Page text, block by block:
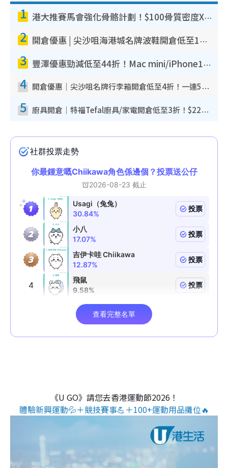
1 港大推賽馬會強化骨骼計劃！$100骨質密度X光檢查 完成免費運動訓練送超市禮券！附參加資格
2 開倉優惠 | 尖沙咀海港城名牌波鞋開倉低至1折！On鞋$899起／Joy&Peace鞋履$98起
3 豐澤優惠勁減低至44折！Mac mini/iPhone17Pro大減價！廚房家電$220起
4 開倉優惠｜尖沙咀名牌行李箱開倉低至4折！一連5日 American Tourister/ace./Hallmark $200起！
5 廚具開倉｜特福Tefal廚具/家電開倉低至3折！$220起買平底鍋/炒鑊/湯煲！電飯煲/吸塵機/燙斗$418起
《U GO》請您去香港運動節2026！
體驗新興運動💦＋競技賽事💪＋100+運動用品攤位🔥